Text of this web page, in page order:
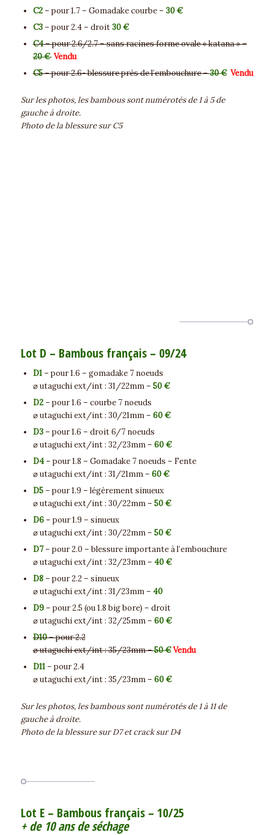
C2– pour 1.7 – Gomadake courbe – 30 €
C3– pour 2.4 – droit30 €
C4– pour 2.6/2.7 – sans racines forme ovale « katana » –
20 € Vendu
C5– pour 2.6- blessure près de l’embouchure –30 € Vendu
Sur les photos, les bambous sont numérotés de 1 à 5 de
gauche à droite.
Photo de la blessure sur C5
Lot D – Bambous français – 09/24
D1– pour 1.6 – gomadake 7 noeuds
⌀ utaguchi ext/int : 31/22mm – 50 €
D2– pour 1.6 – courbe 7 noeuds
⌀ utaguchi ext/int : 30/21mm – 60 €
D3– pour 1.6 – droit 6/7 noeuds
⌀ utaguchi ext/int : 32/23mm – 60 €
D4– pour 1.8 – Gomadake 7 noeuds – Fente
⌀ utaguchi ext/int : 31/21mm – 60 €
D5– pour 1.9 – légèrement sinueux
⌀ utaguchi ext/int : 30/22mm – 50 €
D6– pour 1.9 – sinueux
⌀ utaguchi ext/int : 30/22mm – 50 €
D7– pour 2.0 – blessure importante à l’embouchure
⌀ utaguchi ext/int : 32/23mm – 40 €
D8– pour 2.2 – sinueux
⌀ utaguchi ext/int : 31/23mm – 40
D9– pour 2.5 (ou 1.8 big bore) – droit
⌀ utaguchi ext/int : 32/25mm – 60 €
D10– pour 2.2
⌀ utaguchi ext/int : 35/23mm –50 € Vendu
D11– pour 2.4
⌀ utaguchi ext/int : 35/23mm – 60 €
Sur les photos, les bambous sont numérotés de 1 à 11 de
gauche à droite.
Photo de la blessure sur D7 et crack sur D4
Lot E – Bambous français – 10/25
+ de 10 ans de séchage